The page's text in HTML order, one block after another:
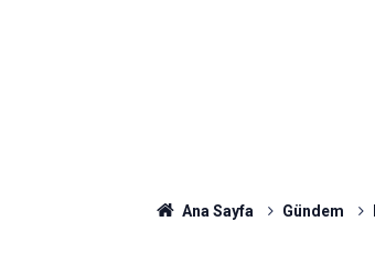
Ana Sayfa Gündem